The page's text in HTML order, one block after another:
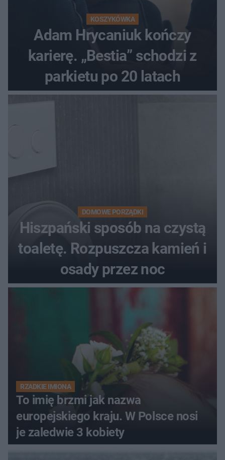
KOSZYKÓWKA
Adam Hrycaniuk kończy
karierę. „Bestia” schodzi z
parkietu po 20 latach
DOMOWE PORZĄDKI
Hiszpański sposób na czystą
toaletę. Rozpuszcza kamień i
osady przez noc
RZADKIE IMIONA
To imię brzmi jak nazwa
europejskiego kraju. W Polsce nosi
je zaledwie 3 kobiety